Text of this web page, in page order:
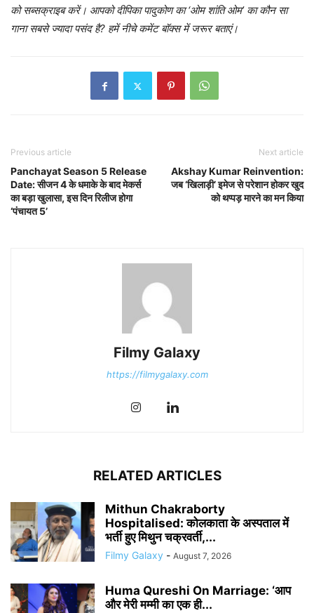
को सब्सक्राइब करें। आपको दीपिका पादुकोण का ‘ओम शांति ओम’ का कौन सा
गाना सबसे ज्यादा पसंद है? हमें नीचे कमेंट बॉक्स में जरूर बताएं।
Previous article
Panchayat Season 5 Release
Date: सीजन 4 के धमाके के बाद मेकर्स
का बड़ा खुलासा, इस दिन रिलीज होगा
‘पंचायत 5’
Next article
Akshay Kumar Reinvention:
जब ‘खिलाड़ी’ इमेज से परेशान होकर खुद
को थप्पड़ मारने का मन किया
Filmy Galaxy
https://filmygalaxy.com
RELATED ARTICLES
Mithun Chakraborty
Hospitalised: कोलकाता के अस्पताल में
भर्ती हुए मिथुन चक्रवर्ती,...
Filmy Galaxy - August 7, 2026
Huma Qureshi On Marriage: ‘आप
और मेरी मम्मी का एक ही...